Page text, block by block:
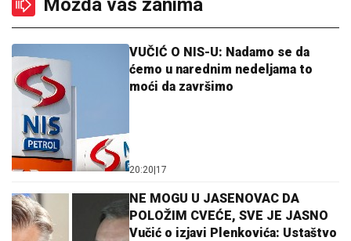
Možda vas zanima
VUČIĆ O NIS-U: Nadamo se da
ćemo u narednim nedeljama to
moći da završimo
20:20 17
NE MOGU U JASENOVAC DA
POLOŽIM CVEĆE, SVE JE JASNO
Vučić o izjavi Plenkovića: Ustaštvo